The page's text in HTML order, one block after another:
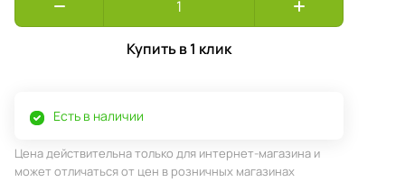
Купить в 1 клик
Есть в наличии
Цена действительна только для интернет-магазина и
может отличаться от цен в розничных магазинах